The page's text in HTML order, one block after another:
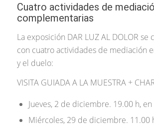
Cuatro actividades de
complementarias
La exposición DAR LUZ AL DOLOR se
con cuatro actividades de mediación
y el duelo:
VISITA GUIADA A LA MUESTRA +
Jueves, 2 de diciembre. 19.00 h,
Miércoles, 29 de diciembre. 11.00